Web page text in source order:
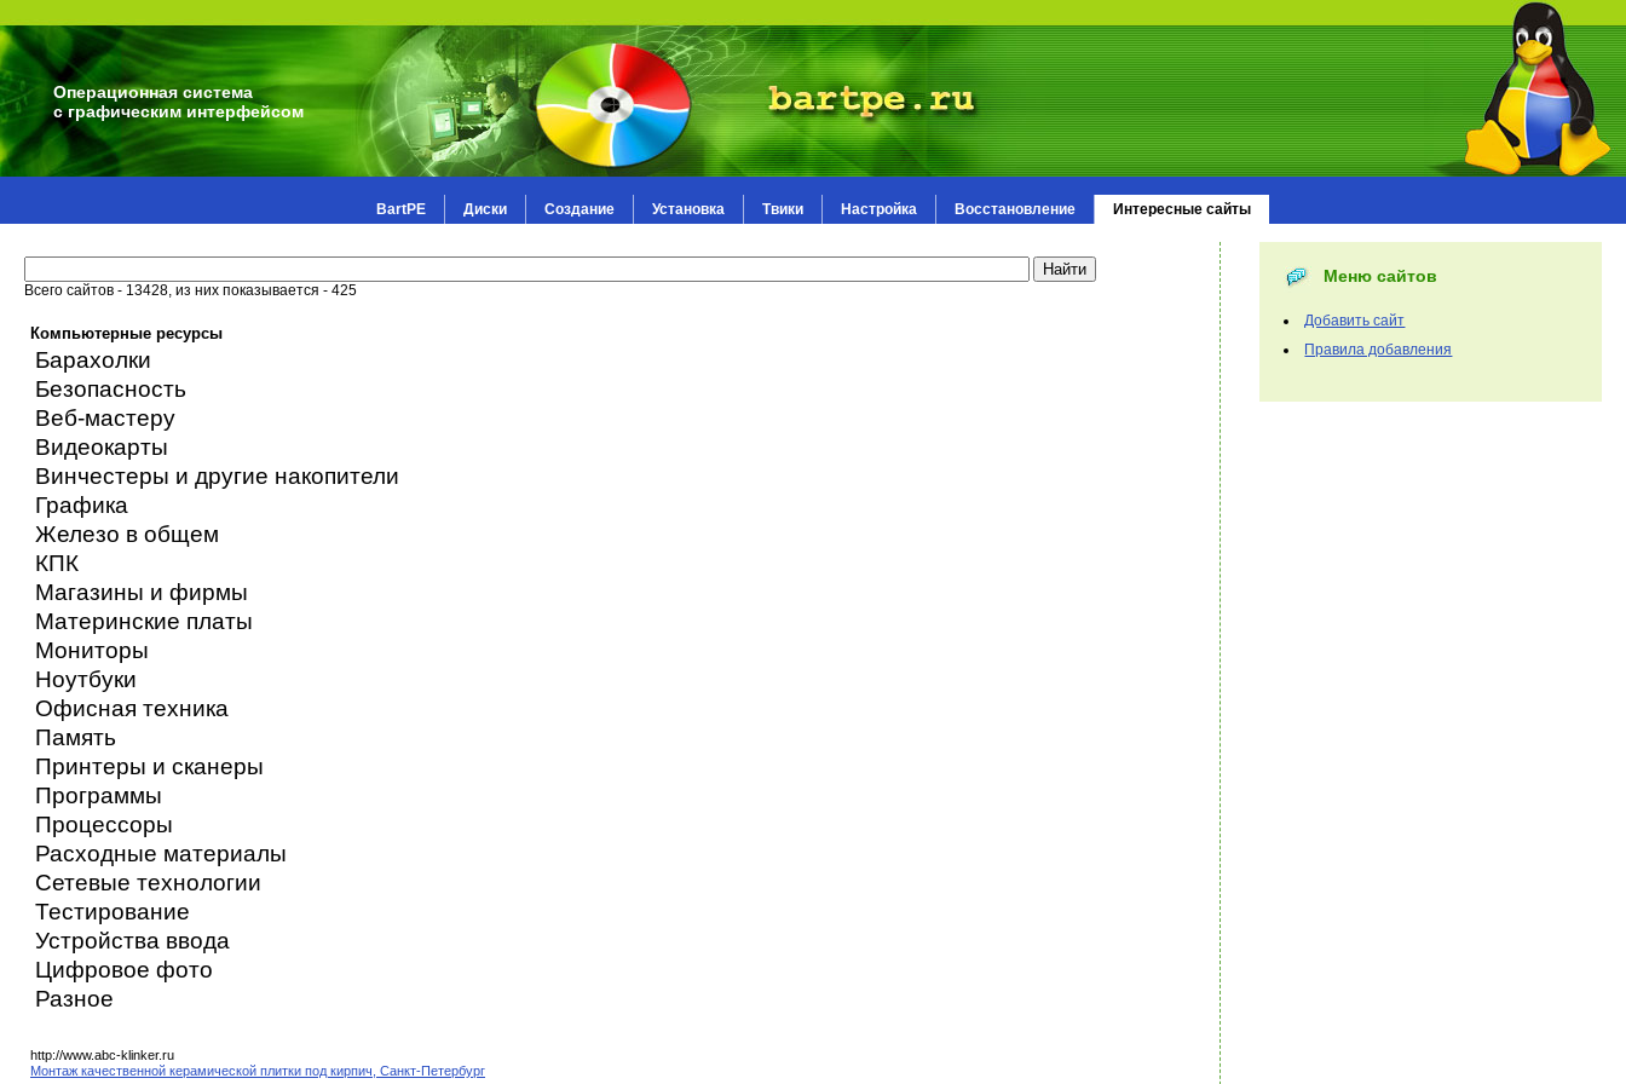
Операционная система
с графическим интерфейсом
BartPE Диски Создание Установка Твики Настройка Восстановление Интересные сайты
Всего сайтов - 13428, из них показывается - 425
Компьютерные ресурсы
Барахолки
Безопасность
Веб-мастеру
Видеокарты
Винчестеры и другие накопители
Графика
Железо в общем
КПК
Магазины и фирмы
Материнские платы
Мониторы
Ноутбуки
Офисная техника
Память
Принтеры и сканеры
Программы
Процессоры
Расходные материалы
Сетевые технологии
Тестирование
Устройства ввода
Цифровое фото
Разное
http://www.abc-klinker.ru
Монтаж качественной керамической плитки под кирпич, Санкт-Петербург
Меню сайтов
Добавить сайт
Правила добавления